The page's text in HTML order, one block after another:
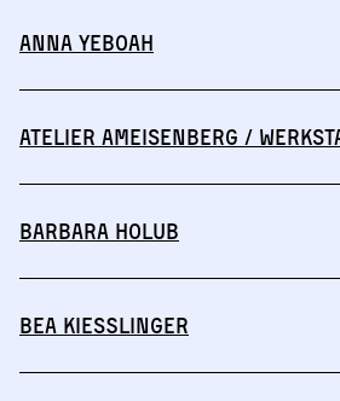
Anna Yeboah
Atelier Ameisenberg /
Barbara Holub
Bea Kießlinger